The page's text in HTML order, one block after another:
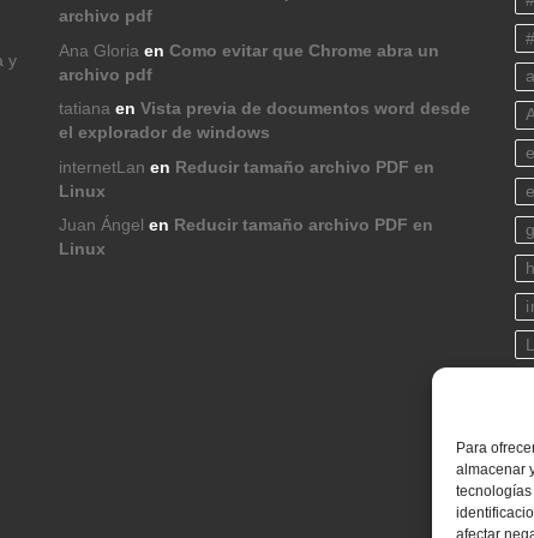
Para
almacenar
afectar
y
archivo pdf
Ana Gloria en Como evitar que Chrome abra un
archivo pdf
tatiana en Vista previa de documentos word desde
el explorador de windows
internetLan en Reducir tamaño archivo PDF en
Linux
Juan Ángel en Reducir tamaño archivo PDF en
Linux